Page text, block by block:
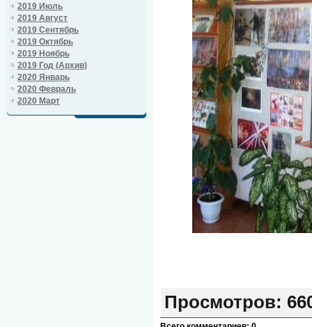
2019 Июль
2019 Август
2019 Сентябрь
2019 Октябрь
2019 Ноябрь
2019 Год (Архив)
2020 Январь
2020 Февраль
2020 Март
Просмотров: